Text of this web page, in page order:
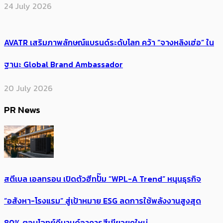
24 July 2026
AVATR เสริมภาพลักษณ์แบรนด์ระดับโลก คว้า “จางหลิงเฮ่อ” ใน
ฐานะ Global Brand Ambassador
20 July 2026
PR News
สตีเบล เอลทรอน เปิดตัวฮีทปั๊ม “WPL-A Trend” หนุนธุรกิจ
“อสังหา-โรงแรม” สู่เป้าหมาย ESG ลดการใช้พลังงานสูงสุด